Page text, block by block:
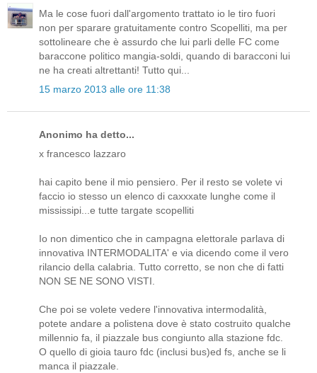
Ma le cose fuori dall'argomento trattato io le tiro fuori
non per sparare gratuitamente contro Scopelliti, ma per
sottolineare che è assurdo che lui parli delle FC come
baraccone politico mangia-soldi, quando di baracconi lui
ne ha creati altrettanti! Tutto qui...
15 marzo 2013 alle ore 11:38
Anonimo ha detto...
x francesco lazzaro
hai capito bene il mio pensiero. Per il resto se volete vi
faccio io stesso un elenco di caxxxate lunghe come il
mississipi...e tutte targate scopelliti
Io non dimentico che in campagna elettorale parlava di
innovativa INTERMODALITA' e via dicendo come il vero
rilancio della calabria. Tutto corretto, se non che di fatti
NON SE NE SONO VISTI.
Che poi se volete vedere l'innovativa intermodalità,
potete andare a polistena dove è stato costruito qualche
millennio fa, il piazzale bus congiunto alla stazione fdc.
O quello di gioia tauro fdc (inclusi bus)ed fs, anche se li
manca il piazzale.